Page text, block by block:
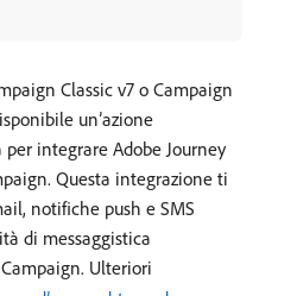
Classic v7 o Campaign
un’azione
integrare Adobe Journey
Questa integrazione ti
notifiche push e SMS
di messaggistica
Ulteriori